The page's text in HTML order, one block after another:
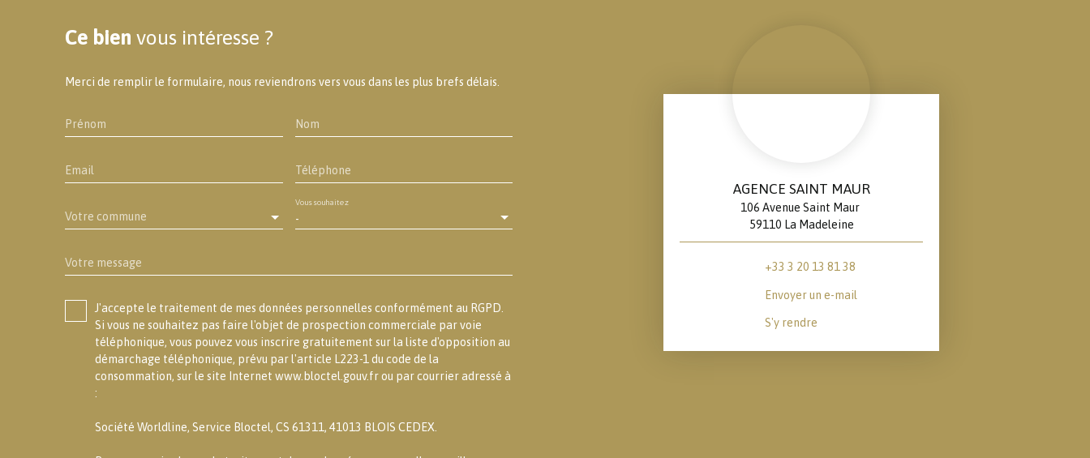
Ce bien vous intéresse ?
Merci de remplir le formulaire, nous reviendrons vers vous dans les plus brefs délais.
Prénom Nom
Email Téléphone
Votre commune -
Vous souhaitez
Votre message
J'accepte le traitement de mes données personnelles conformément au RGPD.
Si vous ne souhaitez pas faire l'objet de prospection commerciale par voie
téléphonique, vous pouvez vous inscrire gratuitement sur la liste d'opposition au
démarchage téléphonique, prévu par l'article L223-1 du code de la
consommation, sur le site Internet www.bloctel.gouv.fr ou par courrier adressé à
:
Société Worldline, Service Bloctel, CS 61311, 41013 BLOIS CEDEX.
AGENCE SAINT MAUR
106 Avenue Saint Maur
59110 La Madeleine
+33 3 20 13 81 38
Envoyer un e-mail
S'y rendre